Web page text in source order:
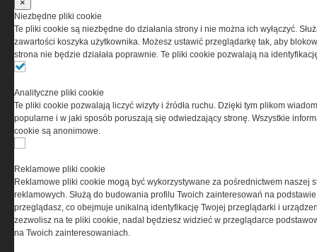
Dlaczego warto wybrać
ogrzewanie...
Jak wybrać lampy wiszące do
domu?
×
Niezbędne pliki cookie
Te pliki cookie są niezbędne do działania strony i nie można ich wyłączyć.
zawartości koszyka użytkownika. Możesz ustawić przeglądarkę tak, aby
strona nie będzie działała poprawnie. Te pliki cookie pozwalają na
Analityczne pliki cookie
Te pliki cookie pozwalają liczyć wizyty i źródła ruchu. Dzięki tym plikom
popularne i w jaki sposób poruszają się odwiedzający stronę. Wszystkie
cookie są anonimowe.
Reklamowe pliki cookie
Reklamowe pliki cookie mogą być wykorzystywane za pośrednictwem naszej
reklamowych. Służą do budowania profilu Twoich zainteresowań na
przeglądasz, co obejmuje unikalną identyfikację Twojej przeglądarki i
zezwolisz na te pliki cookie, nadal będziesz widzieć w przeglądarce
na Twoich zainteresowaniach.